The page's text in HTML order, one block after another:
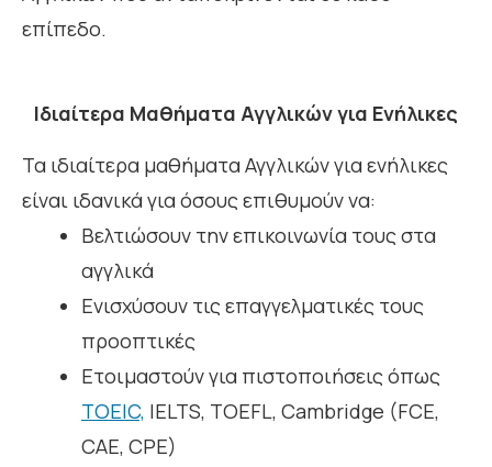
επίπεδο.
Ιδιαίτερα Μαθήματα Αγγλικών για Ενήλικες
Τα ιδιαίτερα μαθήματα Αγγλικών για ενήλικες
είναι ιδανικά για όσους επιθυμούν να:
Βελτιώσουν την επικοινωνία τους στα
αγγλικά
Ενισχύσουν τις επαγγελματικές τους
προοπτικές
Ετοιμαστούν για πιστοποιήσεις όπως
TOEIC, IELTS, TOEFL, Cambridge (FCE,
CAE, CPE)